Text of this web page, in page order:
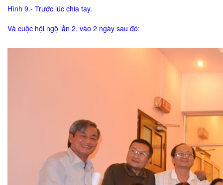
Hình 9.- Trước lúc chia tay.
Và cuộc hội ngộ lần 2, vào 2 ngày sau đó: